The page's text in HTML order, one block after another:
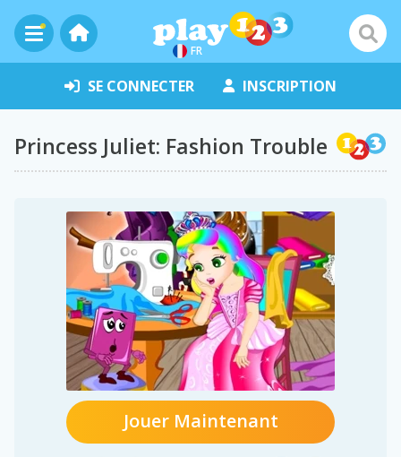
FR
SE CONNECTER INSCRIPTION
Princess Juliet: Fashion Trouble
Jouer Maintenant